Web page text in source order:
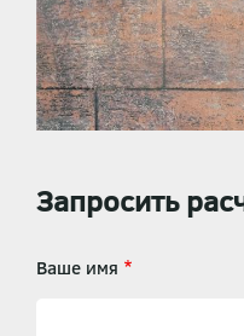
Запросить
Ваше имя